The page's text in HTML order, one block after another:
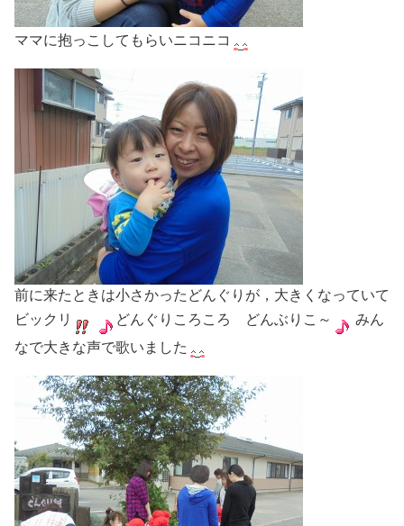
ママに抱っこしてもらいニコニコ
前に来たときは小さかったどんぐりが，大きくなっていて
ビックリ
どんぐりころころ どんぶりこ～
みん
なで大きな声で歌いました